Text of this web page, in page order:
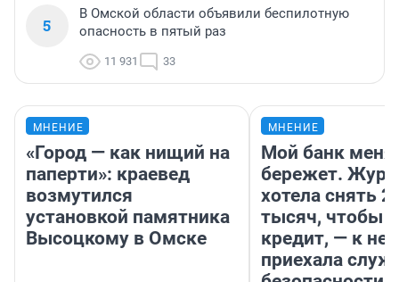
5
В Омской области объявили беспилотную
опасность в пятый раз
11 931 33
МНЕНИЕ
«Город — как нищий на
паперти»: краевед
возмутился
установкой памятника
Высоцкому в Омске
МНЕНИЕ
Мой банк меня
бережет.
хотела снять
тысяч, чтобы
кредит, — к
приехала